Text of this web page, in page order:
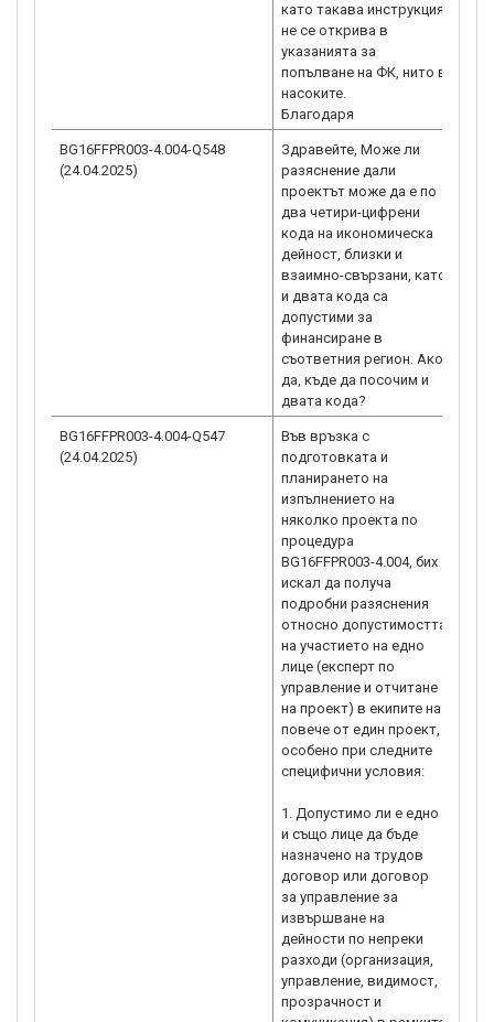
като такава инструкция
не се открива в
указанията за
попълване на ФК, нито в
насоките.
Благодаря
BG16FFPR003-4.004-Q548
(24.04.2025)
Здравейте, Може ли
разяснение дали
проектът може да е по
два четири-цифрени
кода на икономическа
дейност, близки и
взаимно-свързани, като
и двата кода са
допустими за
финансиране в
съответния регион. Ако
да, къде да посочим и
двата кода?
BG16FFPR003-4.004-Q547
(24.04.2025)
Във връзка с
подготовката и
планирането на
изпълнението на
няколко проекта по
процедура
BG16FFPR003-4.004, бих
искал да получа
подробни разяснения
относно допустимостта
на участието на едно
лице (експерт по
управление и отчитане
на проект) в екипите на
повече от един проект,
особено при следните
специфични условия:
1. Допустимо ли е едно
и също лице да бъде
назначено на трудов
договор или договор
за управление за
извършване на
дейности по непреки
разходи (организация,
управление, видимост,
прозрачност и